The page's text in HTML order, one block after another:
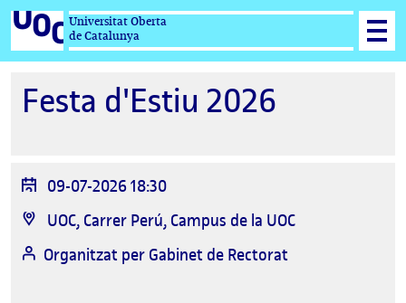
Universitat Oberta
de Catalunya
Festa d'Estiu 2026
Data
de
l'esdeveniment
09-07-2026 18:30
Ubicació
UOC, Carrer Perú, Campus de la UOC
Organitzat per Gabinet de Rectorat